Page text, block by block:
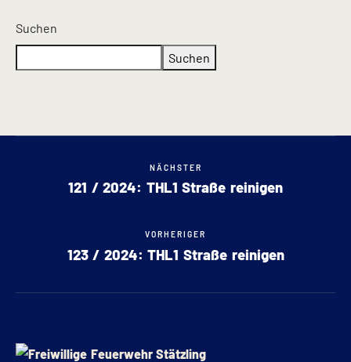
Suchen
Suchen
NÄCHSTER
121 / 2024: THL1 Straße reinigen
VORHERIGER
123 / 2024: THL1 Straße reinigen